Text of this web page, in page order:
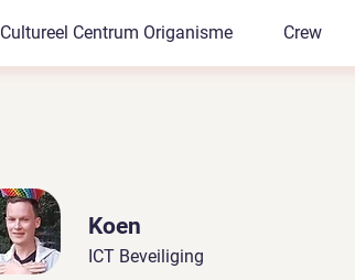
Cultureel Centrum Origanisme Crew
Koen
ICT Beveiliging